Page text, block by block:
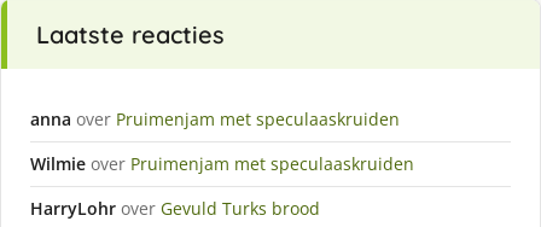
Laatste reacties
anna over Pruimenjam met speculaaskruiden
Wilmie over Pruimenjam met speculaaskruiden
HarryLohr over Gevuld Turks brood